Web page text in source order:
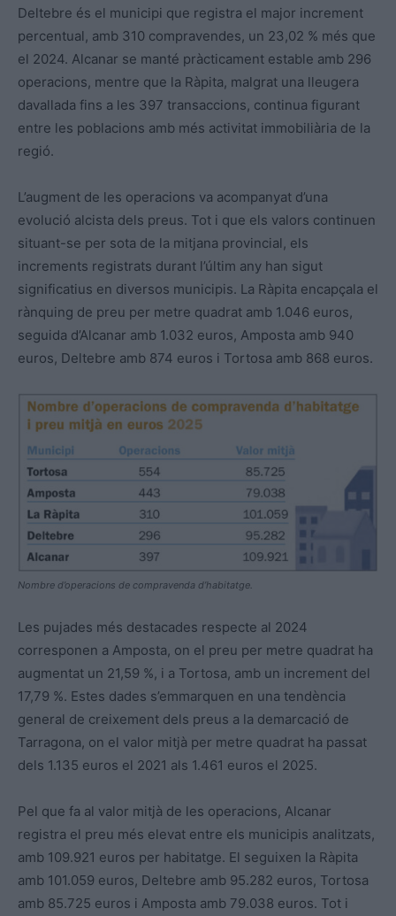
Deltebre és el municipi que registra el major increment
percentual, amb 310 compravendes, un 23,02 % més que
el 2024. Alcanar se manté pràcticament estable amb 296
operacions, mentre que la Ràpita, malgrat una lleugera
davallada fins a les 397 transaccions, continua figurant
entre les poblacions amb més activitat immobiliària de la
regió.
L’augment de les operacions va acompanyat d’una
evolució alcista dels preus. Tot i que els valors continuen
situant-se per sota de la mitjana provincial, els
increments registrats durant l’últim any han sigut
significatius en diversos municipis. La Ràpita encapçala el
rànquing de preu per metre quadrat amb 1.046 euros,
seguida d’Alcanar amb 1.032 euros, Amposta amb 940
euros, Deltebre amb 874 euros i Tortosa amb 868 euros.
Nombre d’operacions de compravenda d’habitatge.
Les pujades més destacades respecte al 2024
corresponen a Amposta, on el preu per metre quadrat ha
augmentat un 21,59 %, i a Tortosa, amb un increment del
17,79 %. Estes dades s’emmarquen en una tendència
general de creixement dels preus a la demarcació de
Tarragona, on el valor mitjà per metre quadrat ha passat
dels 1.135 euros el 2021 als 1.461 euros el 2025.
Pel que fa al valor mitjà de les operacions, Alcanar
registra el preu més elevat entre els municipis analitzats,
amb 109.921 euros per habitatge. El seguixen la Ràpita
amb 101.059 euros, Deltebre amb 95.282 euros, Tortosa
amb 85.725 euros i Amposta amb 79.038 euros. Tot i